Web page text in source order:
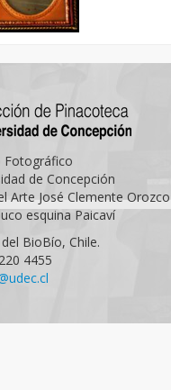
Fotográfico
de Concepción
Arte José Clemente Orozco
esquina Paicaví
BioBío, Chile.
4455